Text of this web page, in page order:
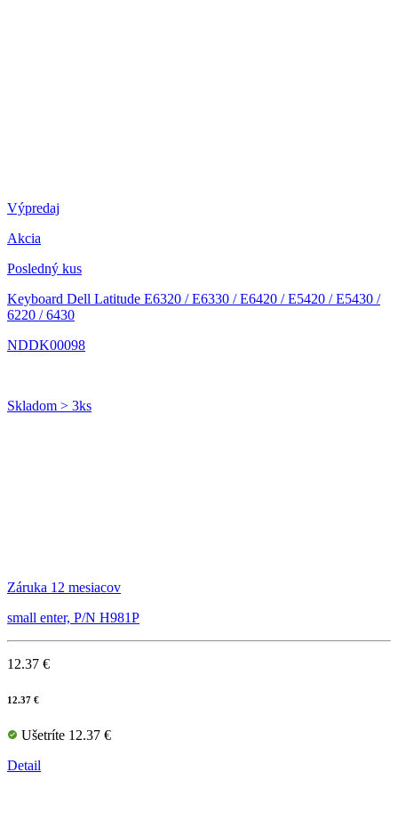
Výpredaj
Akcia
Posledný kus
Keyboard Dell Latitude E6320 / E6330 / E6420 / E5420 / E5430 /
6220 / 6430
NDDK00098
Skladom > 3ks
Záruka 12 mesiacov
small enter, P/N H981P
12.37 €
12.37 €
Ušetríte 12.37 €
Detail